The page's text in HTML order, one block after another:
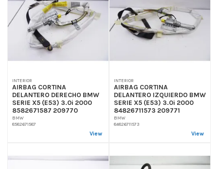
INTERIOR
AIRBAG CORTINA
DELANTERO DERECHO BMW
SERIE X5 (E53) 3.0i 2000
8582671587 209770
BMW
8582671587
View
INTERIOR
AIRBAG CORTINA
DELANTERO IZQUIERDO BMW
SERIE X5 (E53) 3.0i 2000
84826711573 209771
BMW
84826711573
View